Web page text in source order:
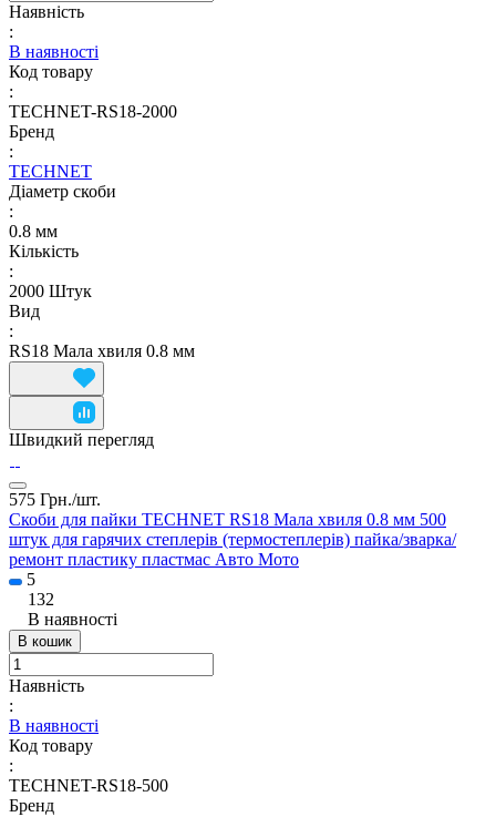
Наявність
:
В наявності
Код товару
:
TECHNET-RS18-2000
Бренд
:
TECHNET
Діаметр скоби
:
0.8 мм
Кількість
:
2000 Штук
Вид
:
RS18 Мала хвиля 0.8 мм
Швидкий перегляд
575 Грн./шт.
Скоби для пайки TECHNET RS18 Мала хвиля 0.8 мм 500
штук для гарячих степлерів (термостеплерів) пайка/зварка/
ремонт пластику пластмас Авто Мото
5
132
В наявності
В кошик
Наявність
:
В наявності
Код товару
:
TECHNET-RS18-500
Бренд